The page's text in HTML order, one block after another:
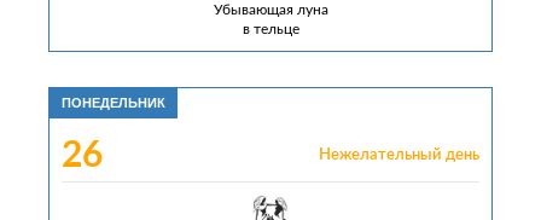
Убывающая луна
в тельце
ПОНЕДЕЛЬНИК
26 Нежелательный день